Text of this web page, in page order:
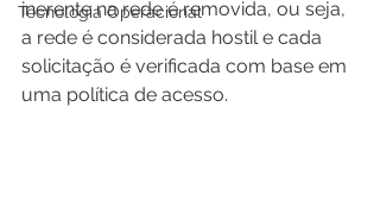
Tecnologia Operacional
inerente na rede é removida, ou seja,
a rede é considerada hostil e cada
solicitação é verificada com base em
uma política de acesso.